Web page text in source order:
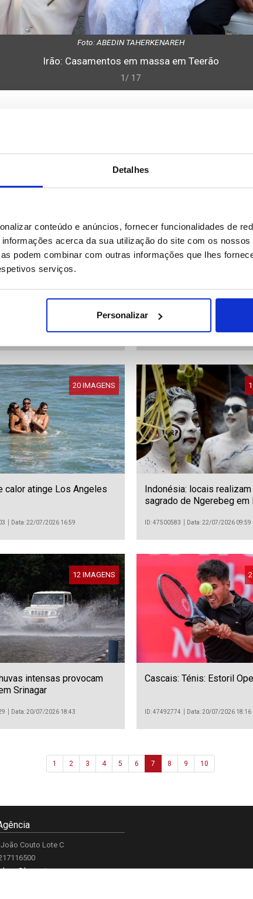
Detalhes
conteúdo e anúncios, fornecer funcionalidades de
acerca da sua utilização do site com os
podem combinar com outras informações que lhes
serviços.
Personalizar
Foto: ABEDIN TAHERKENAREH
Irão: Casamentos em massa em Teerão
1/ 17
Árabes Unidos: Festival
Data: 23/07/2026 21:14
Benfica perde com St.
1 em jogo da pré-
Liga Europa de futebol
ID: 47509807 Data: 23/07/2026 21:09
20 IMAGENS
calor atinge Los Angeles
Data: 22/07/2026 16:59
Indonésia: locais realizam
sagrado de Ngerebeg em
ID: 47500583 Data: 22/07/2026 09:59
12 IMAGENS
intensas provocam
Srinagar
Data: 20/07/2026 18:43
Cascais: Ténis: Estoril
ID: 47492774 Data: 20/07/2026 18:16
1 2 3 4 5 6 7 8 9 10
Couto Lote C